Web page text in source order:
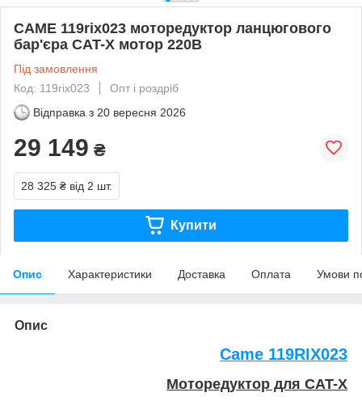
CAME 119rix023 моторедуктор ланцюгового
бар'єра CAT-X мотор 220В
Під замовлення
Код: 119rix023
Опт і роздріб
Відправка з 20 вересня 2026
29 149 ₴
28 325 ₴ від 2 шт.
Купити
Опис Характеристики Доставка Оплата Умови
Опис
Came 119RIX023
Моторедуктор для CAT-X